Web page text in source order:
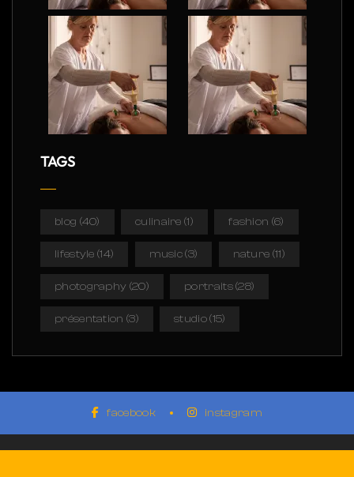
TAGS
blog (40) culinaire (1) fashion (6)
lifestyle (14) music(3) nature (11)
photography (20) portraits(28)
présentation (3) studio(15)
facebook instagram